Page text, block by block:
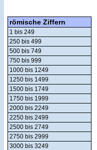
römische Ziffern
1 bis 249
250 bis 499
500 bis 749
750 bis 999
1000 bis 1249
1250 bis 1499
1500 bis 1749
1750 bis 1999
2000 bis 2249
2250 bis 2499
2500 bis 2749
2750 bis 2999
3000 bis 3249